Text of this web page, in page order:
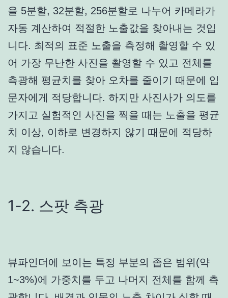
을 5분할, 32분할, 256분할로 나누어 카메라가
자동 계산하여 적절한 노출값을 찾아내는 것입
니다. 최적의 표준 노출을 측정해 촬영할 수 있
어 가장 무난한 사진을 촬영할 수 있고 전체를
측광해 평균치를 찾아 오차를 줄이기 때문에 입
문자에게 적당합니다. 하지만 사진사가 의도를
가지고 실험적인 사진을 찍을 때는 노출을 평균
치 이상, 이하로 변경하지 않기 때문에 적당하
지 않습니다.
1-2. 스팟 측광
뷰파인더에 보이는 특정 부분의 좁은 범위(약
1~3%)에 가중치를 두고 나머지 전체를 함께 측